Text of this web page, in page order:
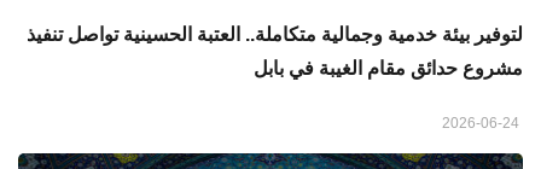
لتوفير بيئة خدمية وجمالية متكاملة.. العتبة الحسينية تواصل تنفيذ
مشروع حدائق مقام الغيبة في بابل